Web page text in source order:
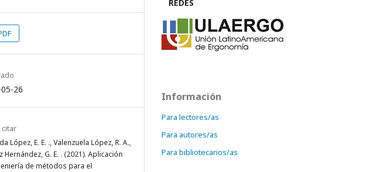
26
citar
López, E. E. ., Valenzuela López, R. A.,
Hernández, G. E. . (2021). Aplicación
de métodos para el
REDES
Información
Para lectores/as
Para autores/as
Para bibliotecarios/as